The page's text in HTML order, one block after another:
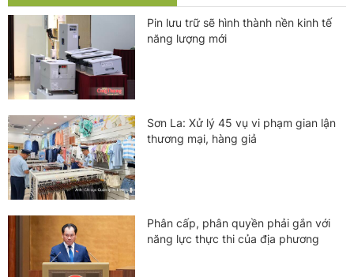
Pin lưu trữ sẽ hình thành nền kinh tế
năng lượng mới
Sơn La: Xử lý 45 vụ vi phạm gian lận
thương mại, hàng giả
Phân cấp, phân quyền phải gắn với
năng lực thực thi của địa phương